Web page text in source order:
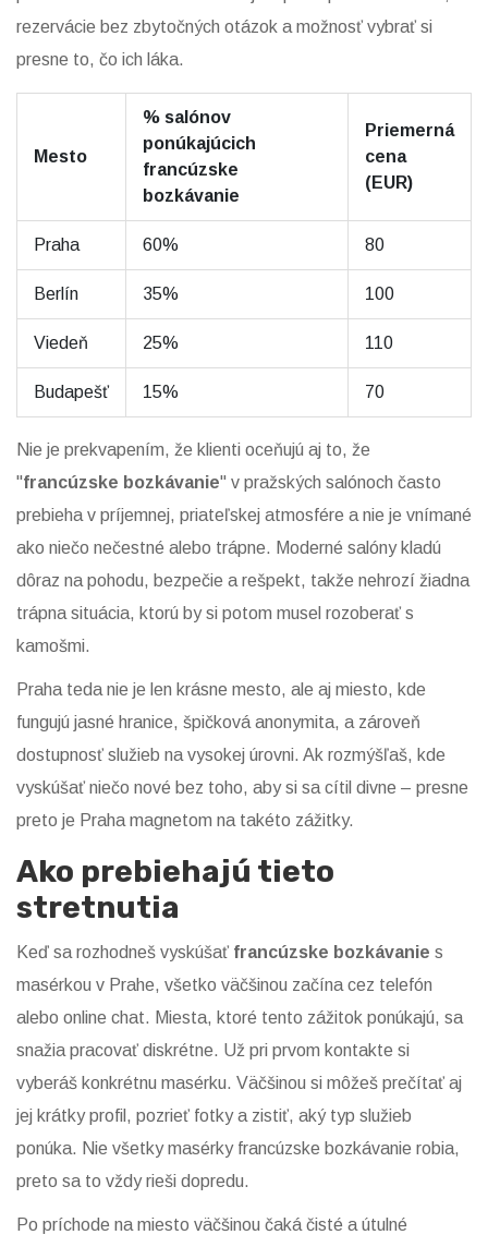
rezervácie bez zbytočných otázok a možnosť vybrať si
presne to, čo ich láka.
Mesto
% salónov
ponúkajúcich
francúzske
bozkávanie
Priemerná
cena
(EUR)
Praha 60% 80
Berlín 35% 100
Viedeň 25% 110
Budapešť 15% 70
Nie je prekvapením, že klienti oceňujú aj to, že
"francúzske bozkávanie" v pražských salónoch často
prebieha v príjemnej, priateľskej atmosfére a nie je vnímané
ako niečo nečestné alebo trápne. Moderné salóny kladú
dôraz na pohodu, bezpečie a rešpekt, takže nehrozí žiadna
trápna situácia, ktorú by si potom musel rozoberať s
kamošmi.
Praha teda nie je len krásne mesto, ale aj miesto, kde
fungujú jasné hranice, špičková anonymita, a zároveň
dostupnosť služieb na vysokej úrovni. Ak rozmýšľaš, kde
vyskúšať niečo nové bez toho, aby si sa cítil divne – presne
preto je Praha magnetom na takéto zážitky.
Ako prebiehajú tieto
stretnutia
Keď sa rozhodneš vyskúšať francúzske bozkávanie s
masérkou v Prahe, všetko väčšinou začína cez telefón
alebo online chat. Miesta, ktoré tento zážitok ponúkajú, sa
snažia pracovať diskrétne. Už pri prvom kontakte si
vyberáš konkrétnu masérku. Väčšinou si môžeš prečítať aj
jej krátky profil, pozrieť fotky a zistiť, aký typ služieb
ponúka. Nie všetky masérky francúzske bozkávanie robia,
preto sa to vždy rieši dopredu.
Po príchode na miesto väčšinou čaká čisté a útulné